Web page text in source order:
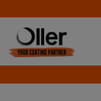
contingut